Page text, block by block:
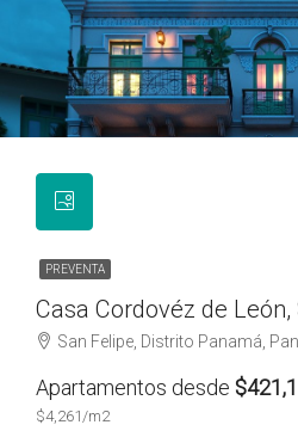
PREVENTA
Casa Cordovéz de León,
San Felipe, Distrito Panamá,
Apartamentos desde
$4,261/m2